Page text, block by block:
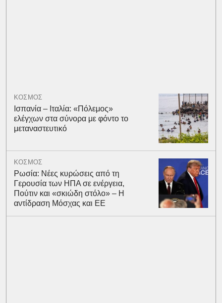
ΚΟΣΜΟΣ
Ισπανία – Ιταλία: «Πόλεμος»
ελέγχων στα σύνορα με φόντο το
μεταναστευτικό
ΚΟΣΜΟΣ
Ρωσία: Νέες κυρώσεις από τη
Γερουσία των ΗΠΑ σε ενέργεια,
Πούτιν και «σκιώδη στόλο» – Η
αντίδραση Μόσχας και ΕΕ